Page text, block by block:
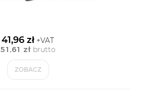
41,96 zł +VAT
51,61 złbrutto
ZOBACZ